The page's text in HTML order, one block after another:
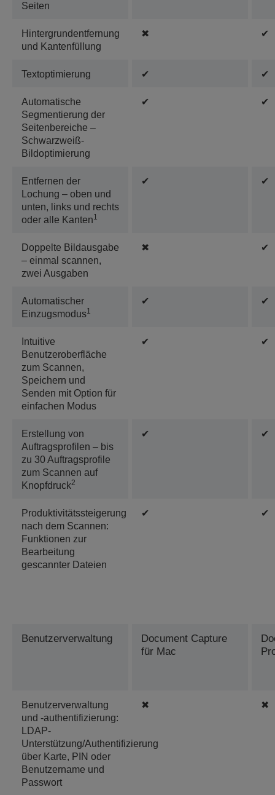
Seiten
Hintergrundentfernung
und Kantenfüllung
✖ ✔
Textoptimierung ✔ ✔
Automatische
Segmentierung der
Seitenbereiche –
Schwarzweiß-
Bildoptimierung
✔ ✔
Entfernen der
Lochung – oben und
unten, links und rechts
oder alle Kanten1
✔ ✔
Doppelte Bildausgabe
– einmal scannen,
zwei Ausgaben
✖ ✔
Automatischer
Einzugsmodus1
✔ ✔
Intuitive
Benutzeroberfläche
zum Scannen,
Speichern und
Senden mit Option für
einfachen Modus
✔ ✔
Erstellung von
Auftragsprofilen – bis
zu 30 Auftragsprofile
zum Scannen auf
Knopfdruck2
✔ ✔
Produktivitätssteigerung
nach dem Scannen:
Funktionen zur
Bearbeitung
gescannter Dateien
✔ ✔
Benutzerverwaltung
Document Capture
für Mac
Benutzerverwaltung
und -authentifizierung:
LDAP-
Unterstützung/Authentifizierung
über Karte, PIN oder
Benutzername und
Passwort
✖ ✖